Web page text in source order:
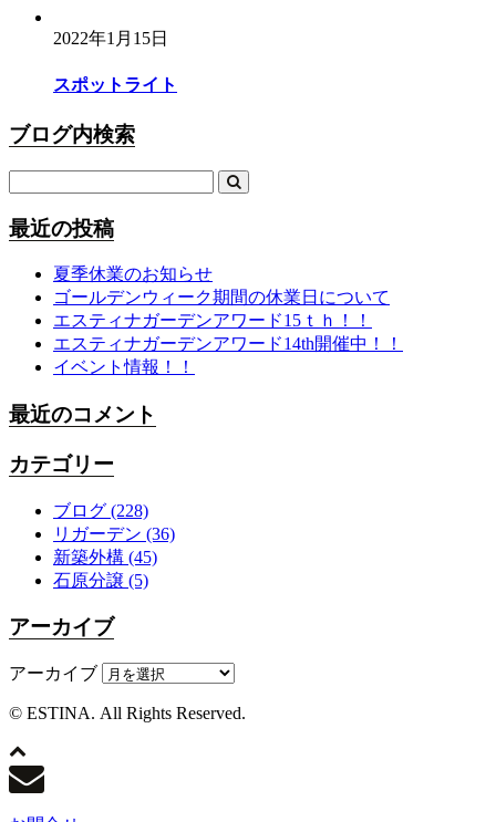
2022年1月15日
スポットライト
ブログ内検索
最近の投稿
夏季休業のお知らせ
ゴールデンウィーク期間の休業日について
エスティナガーデンアワード15ｔｈ！！
エスティナガーデンアワード14th開催中！！
イベント情報！！
最近のコメント
カテゴリー
ブログ (228)
リガーデン (36)
新築外構 (45)
石原分譲 (5)
アーカイブ
アーカイブ
© ESTINA. All Rights Reserved.